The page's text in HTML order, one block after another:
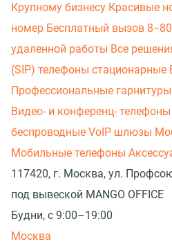
Крупному бизнесу Красивые
номер Бесплатный вызов
удаленной работы Все
(SIP) телефоны стационарные
Профессиональные гарнитуры
Видео- и конференц- телефоны
беспроводные VoIP шлюзы
Мобильные телефоны
117420, г. Москва, ул.
под вывеской MANGO OFFICE
Будни, с 9:00–19:00
Москва